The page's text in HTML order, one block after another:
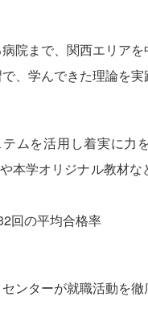
院まで、関西エリア
、学んできた理論を実
ムを活用し着実に力
本学オリジナル教材
回の平均合格率
ンターが就職活動を